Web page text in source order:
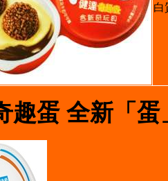
白
趣蛋 全新「蛋